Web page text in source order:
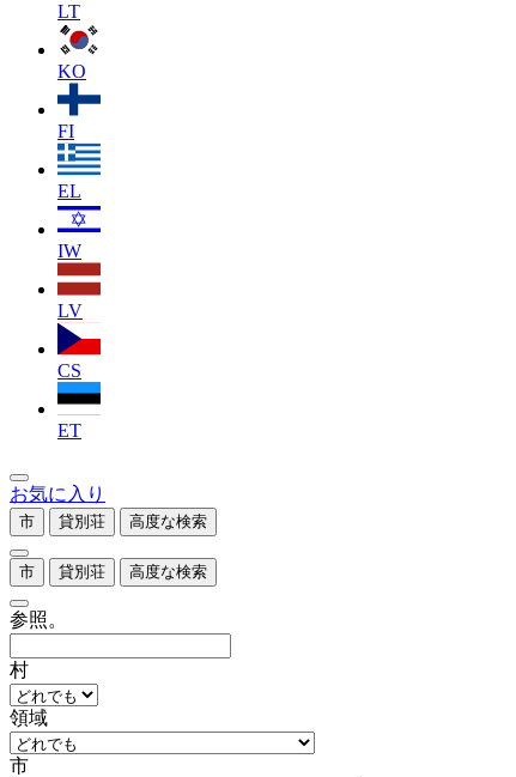
LT
KO
FI
EL
IW
LV
CS
ET
お気に入り
市 貸別荘 高度な検索
市 貸別荘 高度な検索
参照。
村
領域
市